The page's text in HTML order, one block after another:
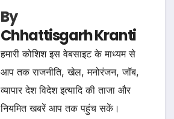
By
Chhattisgarh Kranti
हमारी कोशिश इस वेबसाइट के माध्यम से
आप तक राजनीति, खेल, मनोरंजन, जॉब,
व्यापार देश विदेश इत्यादि की ताजा और
नियमित खबरें आप तक पहुंच सकें।